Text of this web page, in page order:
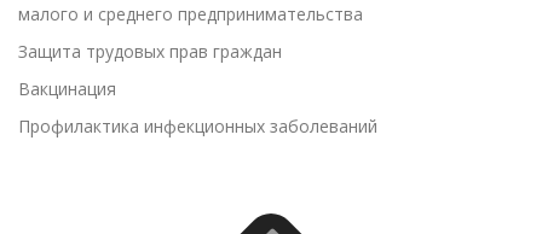
малого и среднего предпринимательства
Защита трудовых прав граждан
Вакцинация
Профилактика инфекционных заболеваний